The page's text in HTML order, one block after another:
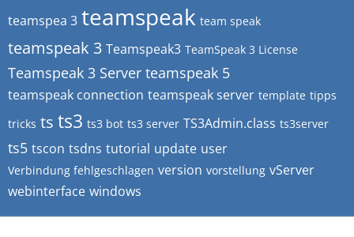
teamspea 3 teamspeak team speak
teamspeak 3 Teamspeak3 TeamSpeak 3 License
Teamspeak 3 Server teamspeak 5
teamspeak connection teamspeak server template tipps
tricks ts ts3 ts3 bot ts3 server TS3Admin.class ts3server
ts5 tscon tsdns tutorial update user
Verbindung fehlgeschlagen version vorstellung vServer
webinterface windows